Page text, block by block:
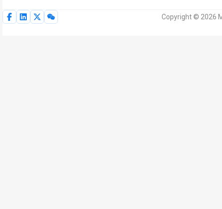
Copyright © 2026